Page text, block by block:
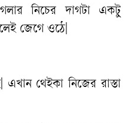
নিচের দাগটা একটু
জেগে ওঠে|
থেইকা নিজের রাস্তা